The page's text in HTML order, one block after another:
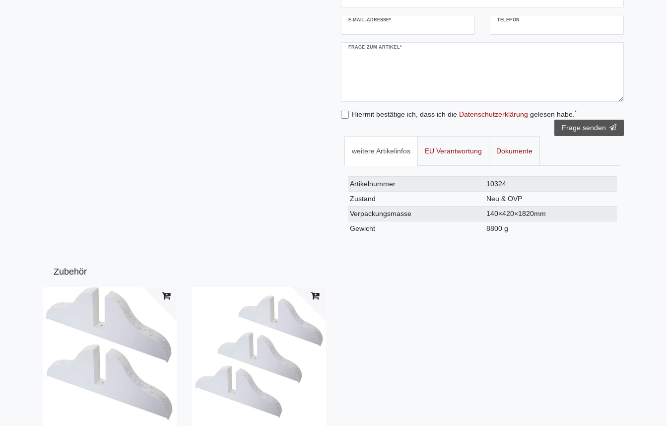
E-MAIL-ADRESSE* TELEFON
FRAGE ZUM ARTIKEL*
Hiermit bestätige ich, dass ich die Daten­schutz­erklärung gelesen habe.*
Frage senden
weitere Artikelinfos EU Verantwortung Dokumente
Technisches
Merkmal
Wert
Artikelnummer
10324
Zustand
Neu & OVP
Verpackungsmasse
140×420×1820mm
Gewicht
8800 g
Zubehör